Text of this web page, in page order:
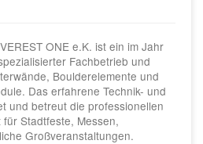
ONE e.K. ist ein im Jahr
Fachbetrieb und
Boulderelemente und
Das erfahrene Technik- und
und betreut die professionellen
Stadtfeste, Messen,
Großveranstaltungen.